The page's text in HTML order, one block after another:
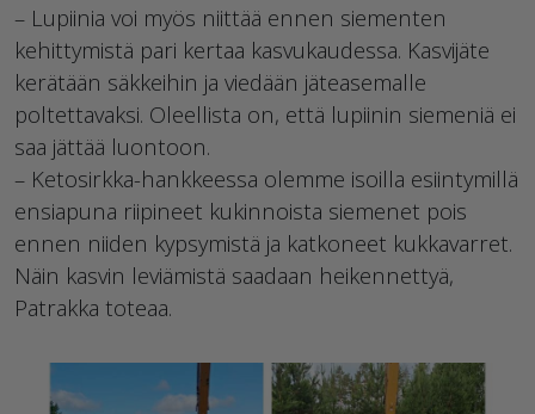
– Lupiinia voi myös niittää ennen siementen
kehittymistä pari kertaa kasvukaudessa. Kasvijäte
kerätään säkkeihin ja viedään jäteasemalle
poltettavaksi. Oleellista on, että lupiinin siemeniä ei
saa jättää luontoon.
– Ketosirkka-hankkeessa olemme isoilla esiintymillä
ensiapuna riipineet kukinnoista siemenet pois
ennen niiden kypsymistä ja katkoneet kukkavarret.
Näin kasvin leviämistä saadaan heikennettyä,
Patrakka toteaa.